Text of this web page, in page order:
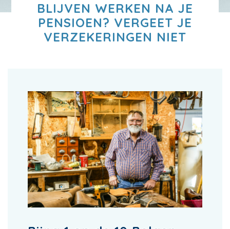
BLIJVEN WERKEN NA JE
PENSIOEN? VERGEET JE
VERZEKERINGEN NIET